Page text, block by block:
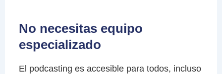
No necesitas equipo
especializado
El podcasting es accesible para todos, incluso